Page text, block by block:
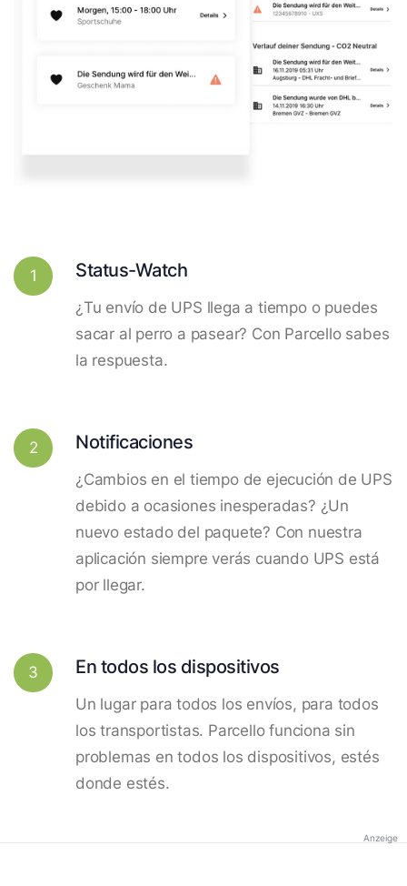
1 Status-Watch
¿Tu envío de UPS llega a tiempo o puedes
sacar al perro a pasear? Con Parcello sabes
la respuesta.
2 Notificaciones
¿Cambios en el tiempo de ejecución de UPS
debido a ocasiones inesperadas? ¿Un
nuevo estado del paquete? Con nuestra
aplicación siempre verás cuando UPS está
por llegar.
3 En todos los dispositivos
Un lugar para todos los envíos, para todos
los transportistas. Parcello funciona sin
problemas en todos los dispositivos, estés
donde estés.
Anzeige